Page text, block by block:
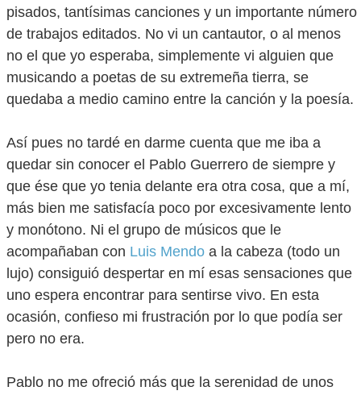
pisados, tantísimas canciones y un importante número
de trabajos editados. No vi un cantautor, o al menos
no el que yo esperaba, simplemente vi alguien que
musicando a poetas de su extremeña tierra, se
quedaba a medio camino entre la canción y la poesía.
Así pues no tardé en darme cuenta que me iba a
quedar sin conocer el Pablo Guerrero de siempre y
que ése que yo tenia delante era otra cosa, que a mí,
más bien me satisfacía poco por excesivamente lento
y monótono. Ni el grupo de músicos que le
acompañaban con Luis Mendo a la cabeza (todo un
lujo) consiguió despertar en mí esas sensaciones que
uno espera encontrar para sentirse vivo. En esta
ocasión, confieso mi frustración por lo que podía ser
pero no era.
Pablo no me ofreció más que la serenidad de unos